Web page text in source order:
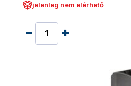
jelenleg nem elérhető